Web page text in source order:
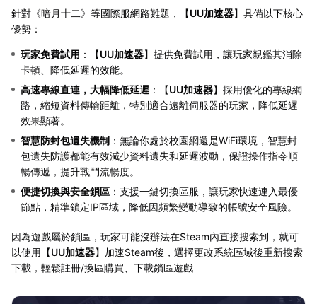
針對《暗月十二》等國際服網路難題，【UU加速器】具備以下核心
優勢：
玩家免費試用 ：【UU加速器】提供免費試用，讓玩家親鑑其消除
卡頓、降低延遲的效能。
高速專線直連，大幅降低延遲 ：【UU加速器】採用優化的專線網
路，縮短資料傳輸距離，特別適合遠離伺服器的玩家，降低延遲
效果顯著。
智慧防封包遺失機制 ：無論你處於校園網還是WiFi環境，智慧封
包遺失防護都能有效減少資料遺失和延遲波動，保證操作指令順
暢傳遞，提升戰鬥流暢度。
便捷切換與安全鎖區 ：支援一鍵切換區服，讓玩家快速連入最優
節點，精準鎖定IP區域，降低因頻繁變動導致的帳號安全風險。
因為遊戲屬於鎖區，玩家可能沒辦法在Steam內直接搜索到，就可
以使用【UU加速器】加速Steam後，選擇更改系統區域後重新搜索
下載，輕鬆註冊/換區購買、下載鎖區遊戲